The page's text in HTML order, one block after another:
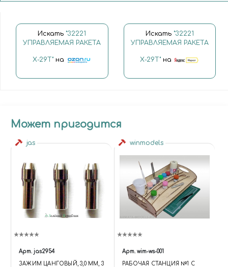
Искать "32221
УПРАВЛЯЕМАЯ РАКЕТА
Х-29Т"на
Искать "32221
УПРАВЛЯЕМАЯ РАКЕТА
Х-29Т" на
Может пригодится
jas
Арт. jas2954
ЗАЖИМ ЦАНГОВЫЙ, 3,0 ММ, 3
winmodels
Арт. wim-ws-001
РАБОЧАЯ СТАНЦИЯ №1 С